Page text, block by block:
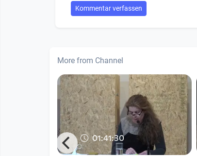
Kommentar verfassen
More from Channel
01:41:30